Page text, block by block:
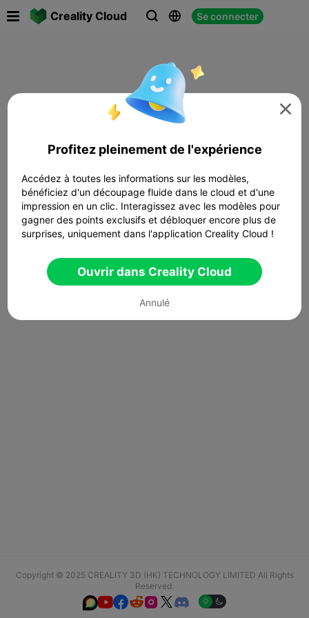
Creality Cloud   Se connecter
Copyright © 2025 CREALITY 3D (HK) TECHNOLOGY LIMITED All Rights
Reserved.
  

Profitez pleinement de l'expérience
Accédez à toutes les informations sur les modèles,
bénéficiez d'un découpage fluide dans le cloud et d'une
impression en un clic. Interagissez avec les modèles pour
gagner des points exclusifs et débloquer encore plus de
surprises, uniquement dans l'application Creality Cloud !
Ouvrir dans Creality Cloud
Annulé